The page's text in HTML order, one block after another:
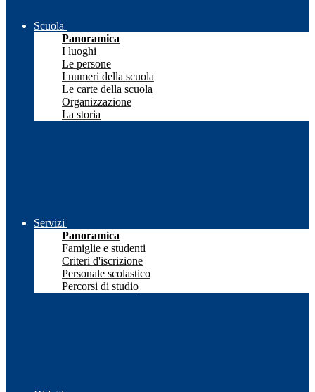
Scuola
Panoramica
I luoghi
Le persone
I numeri della scuola
Le carte della scuola
Organizzazione
La storia
Servizi
Panoramica
Famiglie e studenti
Criteri d'iscrizione
Personale scolastico
Percorsi di studio